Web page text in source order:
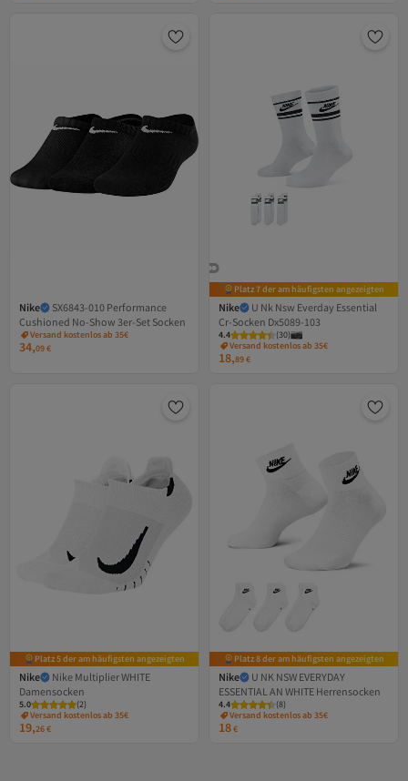
Nike
SX6843-010 Performance
Cushioned No-Show 3er-Set Socken
Versand kostenlos ab 35€
34,09€
Platz 7 der am häufigsten angezeigten
Nike
U Nk Nsw Everday Essential
Cr-Socken Dx5089-103
4.4 (30)
Versand kostenlos ab 35€
18,89€
Platz 5 der am häufigsten angezeigten
Nike
Nike Multiplier WHITE
Damensocken
5.0 (2)
Versand kostenlos ab 35€
19,26€
Platz 8 der am häufigsten angezeigten
Nike
U NK NSW EVERYDAY
ESSENTIAL AN WHITE Herrensocken
4.4 (8)
Versand kostenlos ab 35€
18€